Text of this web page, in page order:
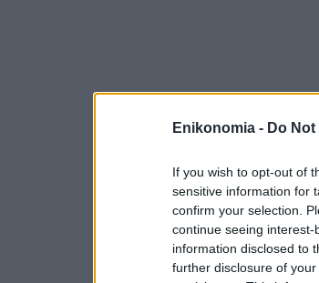
Enikonomia - Do
If you wish to opt-out of
sensitive information for
confirm your selection.
continue seeing
information disclosed to
further disclosure of